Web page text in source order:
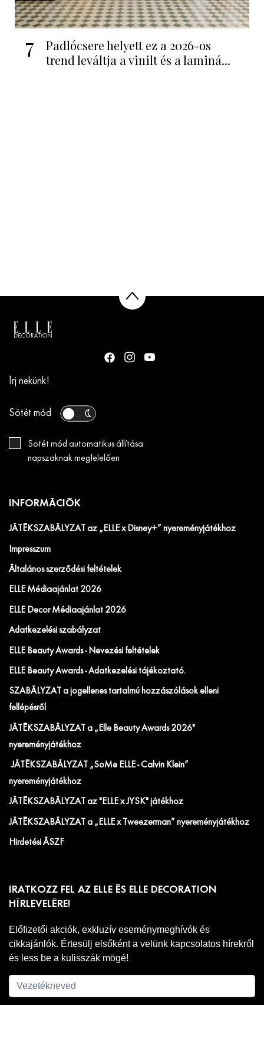
7
Padlócsere helyett ez a 2026-os
trend leváltja a vinilt és a laminá...
Írj nekünk!
Sötét mód
Sötét mód automatikus állítása
napszaknak megfelelően
INFORMÁCIÓK
JÁTÉKSZABÁLYZAT az „ELLE x Disney+” nyereményjátékhoz
Impresszum
Általános szerződési feltételek
ELLE Médiaajánlat 2026
ELLE Decor Médiaajánlat 2026
Adatkezelési szabályzat
ELLE Beauty Awards - Nevezési feltételek
ELLE Beauty Awards - Adatkezelési tájékoztató.
SZABÁLYZAT a jogellenes tartalmú hozzászólások elleni
fellépésről
JÁTÉKSZABÁLYZAT a „Elle Beauty Awards 2026"
nyereményjátékhoz
JÁTÉKSZABÁLYZAT „SoMe ELLE - Calvin Klein”
nyereményjátékhoz
JÁTÉKSZABÁLYZAT az "ELLE x JYSK" játékhoz
JÁTÉKSZABÁLYZAT a „ELLE x Tweezerman” nyereményjátékhoz
Hirdetési ÁSZF
IRATKOZZ FEL AZ ELLE ÉS ELLE DECORATION
HÍRLEVELÉRE!
Előfizetői akciók, exkluzív eseménymeghívók és
cikkajánlók. Értesülj elsőként a velünk kapcsolatos hírekről
és less be a kulisszák mögé!